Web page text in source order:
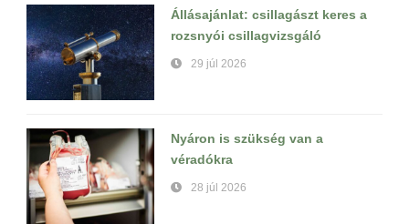
Állásajánlat: csillagászt keres a
rozsnyói csillagvizsgáló
29 júl 2026
Nyáron is szükség van a
véradókra
28 júl 2026